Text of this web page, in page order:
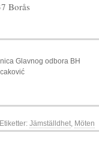
Borås
Glavnog odbora BH
Etiketter: Jämställdhet, Möten